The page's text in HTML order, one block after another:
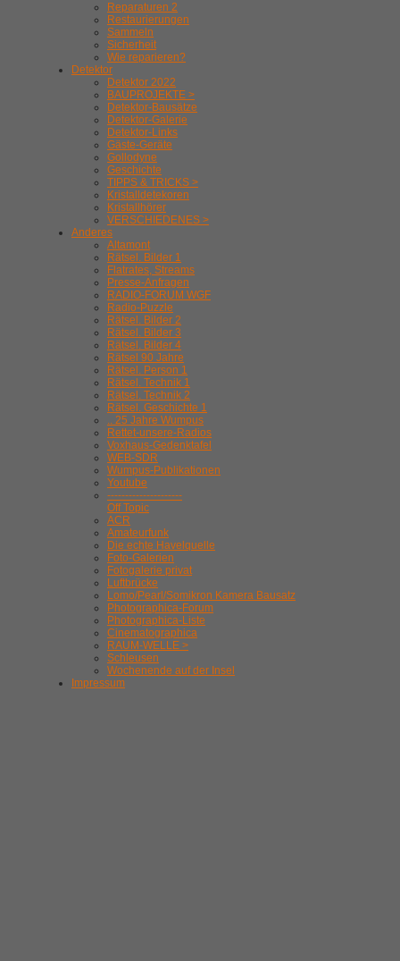
Reparaturen 2
Restaurierungen
Sammeln
Sicherheit
Wie reparieren?
Detektor
Detektor 2022
BAUPROJEKTE >
Detektor-Bausätze
Detektor-Galerie
Detektor-Links
Gäste-Geräte
Gollodyne
Geschichte
TIPPS & TRICKS >
Kristalldetekoren
Kristallhörer
VERSCHIEDENES >
Anderes
Altamont
Rätsel. Bilder 1
Flatrates, Streams
Presse-Anfragen
RADIO-FORUM WGF
Radio-Puzzle
Rätsel. Bilder 2
Rätsel. Bilder 3
Rätsel. Bilder 4
Rätsel 90 Jahre
Rätsel. Person 1
Rätsel. Technik 1
Rätsel. Technik 2
Rätsel. Geschichte 1
.. 25 Jahre Wumpus
Rettet-unsere-Radios
Voxhaus-Gedenktafel
WEB-SDR
Wumpus-Publikationen
Youtube
---------------------
Off Topic
ACR
Amateurfunk
Die echte Havelquelle
Foto-Galerien
Fotogalerie privat
Luftbrücke
Lomo/Pearl/Somikron Kamera Bausatz
Photographica-Forum
Photographica-Liste
Cinematographica
RAUM-WELLE >
Schleusen
Wochenende auf der Insel
Impressum